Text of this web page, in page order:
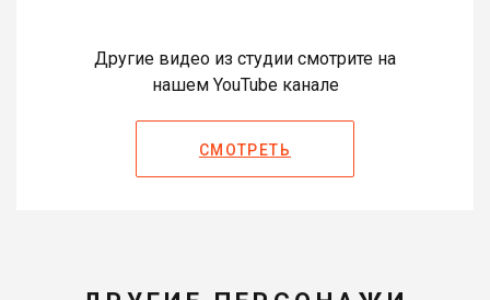
Другие видео из студии смотрите на
нашем YouTube канале
СМОТРЕТЬ